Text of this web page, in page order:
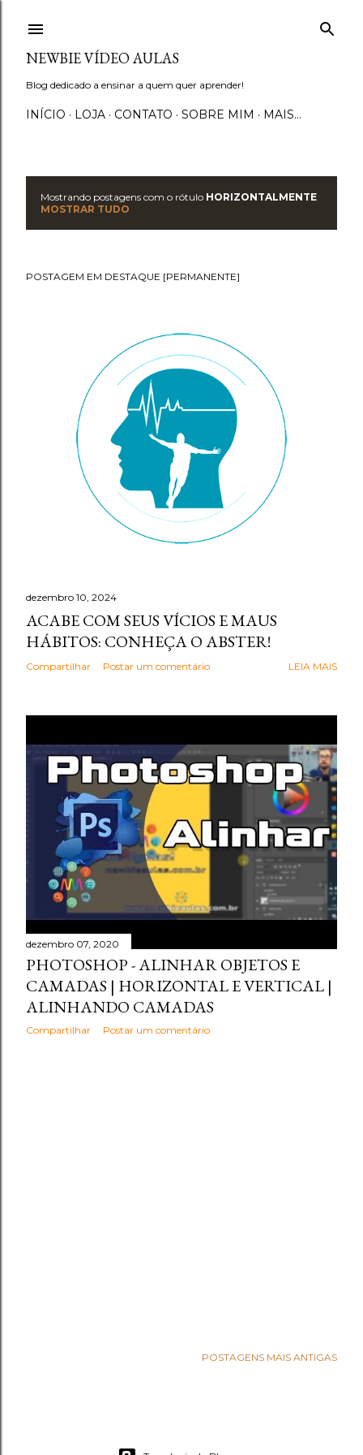
NEWBIE VÍDEO AULAS
Blog dedicado a ensinar a quem quer aprender!
INÍCIO LOJA CONTATO SOBRE MIM MAIS…
s
Mostrando postagens com o rótulo HORIZONTALMENTE
MOSTRAR TUDO
POSTAGEM EM DESTAQUE [PERMANENTE]
dezembro 10, 2024
ACABE COM SEUS VÍCIOS E MAUS
HÁBITOS: CONHEÇA O ABSTER!
Compartilhar Postar um comentário LEIA MAIS
dezembro 07, 2020
PHOTOSHOP - ALINHAR OBJETOS E
CAMADAS | HORIZONTAL E VERTICAL |
ALINHANDO CAMADAS
Compartilhar Postar um comentário
POSTAGENS MAIS ANTIGAS